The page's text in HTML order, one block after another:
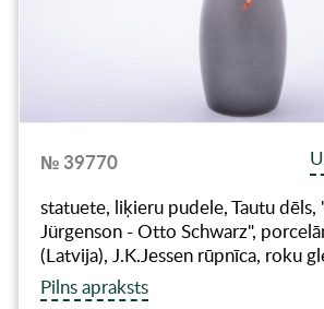
№ 39770
statuete, liķieru pudele, Tautu dēls,
Jürgenson - Otto Schwarz",
(Latvija), J.K.Jessen rūpnīca, roku
Pilns apraksts